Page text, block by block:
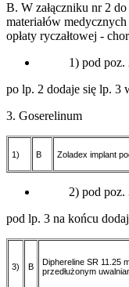
B. W załączniku nr 2
materiałów
opłaty ryczałtowej -
1) pod poz.
po lp. 2 dodaje się lp. 3
3. Goserelinum
1) B Zoladex implant
2) pod poz.
pod lp. 3 na końcu
3) B
Diphereline SR 11.25
przedłużonym